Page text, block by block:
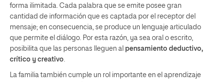
forma ilimitada. Cada palabra que se emite posee gran
cantidad de información que es captada por el receptor del
mensaje; en consecuencia, se produce un lenguaje articulado
que permite el diálogo. Por esta razón, ya sea oral o escrito,
posibilita que las personas lleguen al pensamiento deductivo,
crítico y creativo.
La familia también cumple un rol importante en el aprendizaje